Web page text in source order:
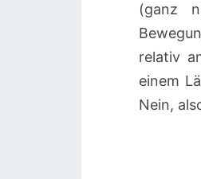
(ganz
relativ
einem
Nein,